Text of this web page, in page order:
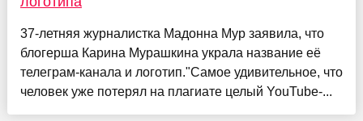
37-летняя журналистка Мадонна Мур заявила, что
блогерша Карина Мурашкина украла название её
телеграм-канала и логотип."Самое удивительное, что
человек уже потерял на плагиате целый YouTube-...